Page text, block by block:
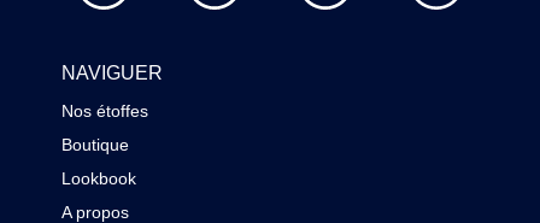
NAVIGUER
Nos étoffes
Boutique
Lookbook
A propos